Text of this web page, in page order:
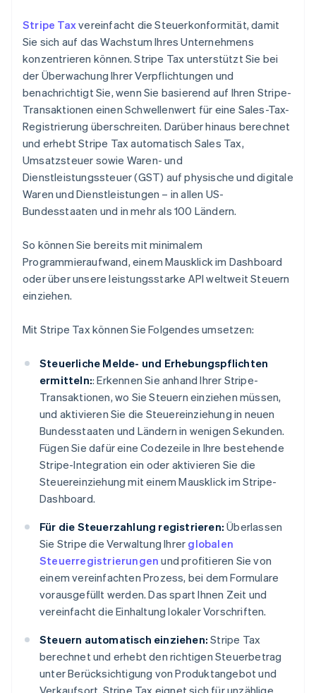
Stripe Taxvereinfacht die Steuerkonformität, damit
Sie sich auf das Wachstum Ihres Unternehmens
konzentrieren können. Stripe Tax unterstützt Sie bei
der Überwachung Ihrer Verpflichtungen und
benachrichtigt Sie, wenn Sie basierend auf Ihren Stripe-
Transaktionen einen Schwellenwert für eine Sales-Tax-
Registrierung überschreiten. Darüber hinaus berechnet
und erhebt Stripe Tax automatisch Sales Tax,
Umsatzsteuer sowie Waren- und
Dienstleistungssteuer (GST) auf physische und digitale
Waren und Dienstleistungen – in allen US-
Bundesstaaten und in mehr als 100 Ländern.
So können Sie bereits mit minimalem
Programmieraufwand, einem Mausklick im Dashboard
oder über unsere leistungsstarke API weltweit Steuern
einziehen.
Mit Stripe Tax können Sie Folgendes umsetzen:
Steuerliche Melde- und Erhebungspflichten
ermitteln:: Erkennen Sie anhand Ihrer Stripe-
Transaktionen, wo Sie Steuern einziehen müssen,
und aktivieren Sie die Steuereinziehung in neuen
Bundesstaaten und Ländern in wenigen Sekunden.
Fügen Sie dafür eine Codezeile in Ihre bestehende
Stripe-Integration ein oder aktivieren Sie die
Steuereinziehung mit einem Mausklick im Stripe-
Dashboard.
Für die Steuerzahlung registrieren: Überlassen
Sie Stripe die Verwaltung Ihrer globalen
Steuerregistrierungen und profitieren Sie von
einem vereinfachten Prozess, bei dem Formulare
vorausgefüllt werden. Das spart Ihnen Zeit und
vereinfacht die Einhaltung lokaler Vorschriften.
Steuern automatisch einziehen: Stripe Tax
berechnet und erhebt den richtigen Steuerbetrag
unter Berücksichtigung von Produktangebot und